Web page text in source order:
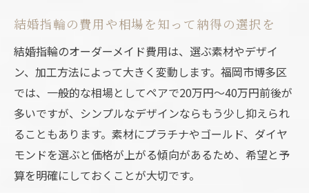
結婚指輪の費用や相場を知って納得の選択を
結婚指輪のオーダーメイド費用は、選ぶ素材やデザイ
ン、加工方法によって大きく変動します。福岡市博多区
では、一般的な相場としてペアで20万円～40万円前後が
多いですが、シンプルなデザインならもう少し抑えられ
ることもあります。素材にプラチナやゴールド、ダイヤ
モンドを選ぶと価格が上がる傾向があるため、希望と予
算を明確にしておくことが大切です。